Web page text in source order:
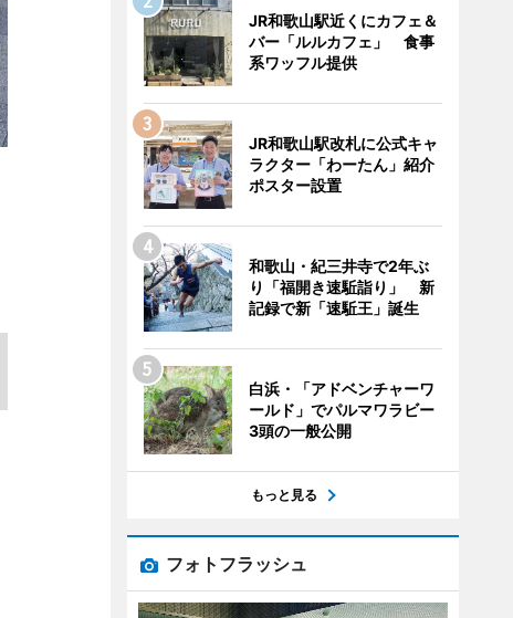
JR和歌山駅近くにカフェ＆
バー「ルルカフェ」 食事
系ワッフル提供
JR和歌山駅改札に公式キャ
ラクター「わーたん」紹介
ポスター設置
和歌山・紀三井寺で2年ぶ
り「福開き速駈詣り」 新
記録で新「速駈王」誕生
白浜・「アドベンチャーワ
ールド」でパルマワラビー
3頭の一般公開
もっと見る
フォトフラッシュ